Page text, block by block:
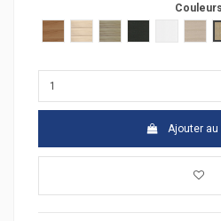
Couleurs
poirieracacia clairacacia fonçé
Ajouter au